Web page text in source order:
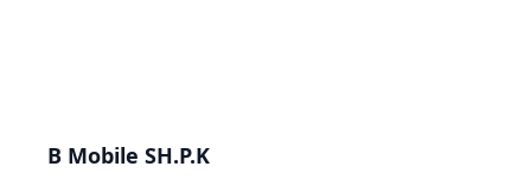
B Mobile SH.P.K